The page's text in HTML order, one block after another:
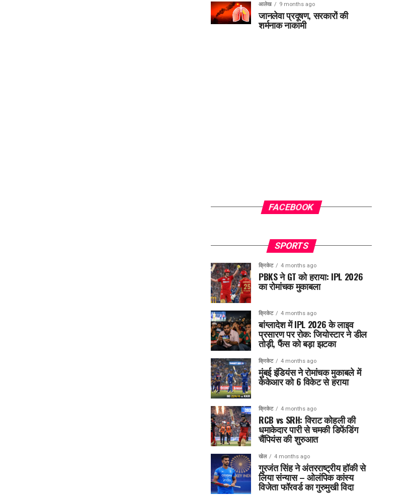
आलेख 9 months ago
जानलेवा प्रदूषण, सरकारों की
शर्मनाक नाकामी
FACEBOOK
SPORTS
क्रिकेट 4 months ago
PBKS ने GT को हराया: IPL 2026
का रोमांचक मुकाबला
क्रिकेट 4 months ago
बांग्लादेश में IPL 2026 के लाइव
प्रसारण पर रोक: जियोस्टार ने डील
तोड़ी, फैंस को बड़ा झटका
क्रिकेट 4 months ago
मुंबई इंडियंस ने रोमांचक मुकाबले में
केकेआर को 6 विकेट से हराया
क्रिकेट 4 months ago
RCB vs SRH: विराट कोहली की
धमाकेदार पारी से चमकी डिफेंडिंग
चैंपियंस की शुरुआत
खेल 4 months ago
गुरजंत सिंह ने अंतरराष्ट्रीय हॉकी से
लिया संन्यास – ओलंपिक कांस्य
विजेता फॉरवर्ड का गुरुमुखी विदा